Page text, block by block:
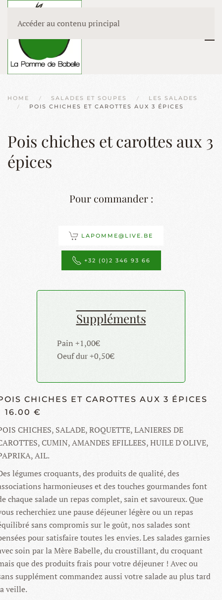
Accéder au contenu principal
HOME SALADES ET SOUPES
LES SALADES
POIS CHICHES ET CAROTTES AUX 3 ÉPICES
Pois chiches et carottes aux 3
épices
Pour commander :
LAPOMME@LIVE.BE
+32 (0)2 346 93 66
Suppléments
Pain +1,00€
Oeuf dur +0,50€
CHICHES ET CAROTTES AUX 3 ÉPICES
16.00 €
CHICHES, SALADE, ROQUETTE, LANIERES DE
CUMIN, AMANDES EFILLEES, HUILE D'OLIVE,
AIL.
légumes croquants, des produits de qualité, des
harmonieuses et des touches gourmandes font
chaque salade un repas complet, sain et savoureux. Que
recherchiez une pause déjeuner légère ou un repas
sans compromis sur le goût, nos salades sont
pour satisfaire toutes les envies. Les salades garnies
soin par la Mère Babelle, du croustillant, du croquant
que des produits frais pour votre déjeuner ! Avec ou
supplément commandez aussi votre salade au plus tard
veille.